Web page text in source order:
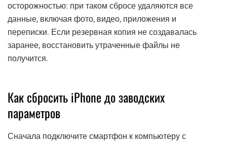
осторожностью: при таком сбросе удаляются все
данные, включая фото, видео, приложения и
переписки. Если резервная копия не создавалась
заранее, восстановить утраченные файлы не
получится.
Как сбросить iPhone до заводских
параметров
Сначала подключите смартфон к компьютеру с